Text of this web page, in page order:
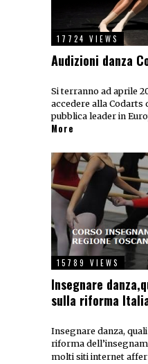
17724 VIEWS
Audizioni danza
Si terranno ad aprile
accedere alla Codarts
pubblica leader in
More
15789 VIEWS
Insegnare
sulla riforma
Insegnare danza,
riforma
molti siti internet